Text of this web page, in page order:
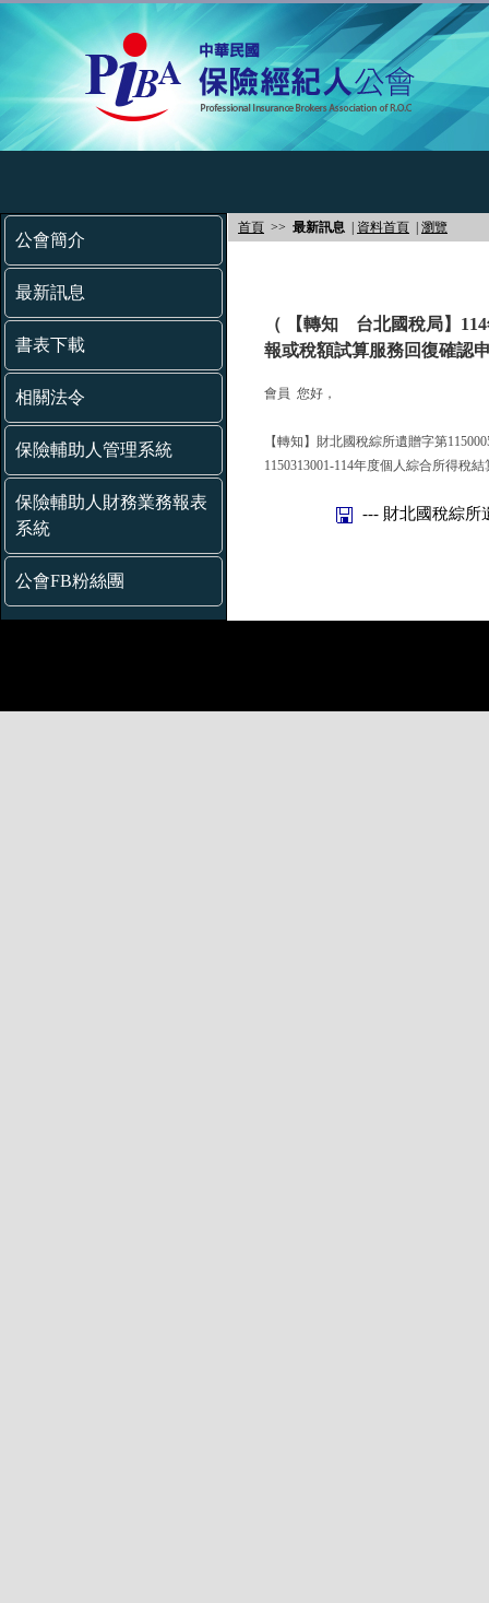
公會簡介
最新訊息
書表下載
相關法令
保險輔助人管理系統
保險輔助人財務業務報表
系統
公會FB粉絲團
首頁 >> 最新訊息 資料首頁 瀏覽
（ 【轉知 台北國稅局】
報或稅額試算服務回復確認
會員 您好，
【轉知】財北國稅綜所遺贈字第
1150313001-114年度個人綜合所得稅
--- 財北國稅綜